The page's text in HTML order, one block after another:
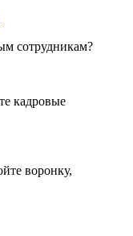
сотрудникам?
кадровые
воронку,